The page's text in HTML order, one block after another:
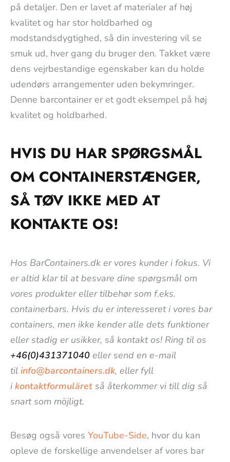
på detaljer. Den er lavet af materialer af høj
kvalitet og har stor holdbarhed og
modstandsdygtighed, så din investering vil se
smuk ud, hver gang du bruger den. Takket være
dens vejrbestandige egenskaber kan du holde
udendørs arrangementer uden bekymringer.
Denne barcontainer er et godt eksempel på høj
kvalitet og holdbarhed.
HVIS DU HAR SPØRGSMÅL
OM CONTAINERSTÆNGER,
SÅ TØV IKKE MED AT
KONTAKTE OS!
Hos BarContainers.dk er vores kunder i fokus. Vi
er altid klar til at besvare dine spørgsmål om
vores produkter eller tilbehør som f.eks.
containerbars. Hvis du er interesseret i vores bar
containers, men ikke kender alle dets funktioner
eller stadig er usikker, så kontakt os! Ring til os
+46(0)431371040 eller send en e-mail
til info@barcontainers.dk, eller fyll
i kontaktformuläret så återkommer vi till dig så
snart som möjligt.
Besøg også vores YouTube-Side, hvor du kan
opleve de forskellige anvendelser af vores bar